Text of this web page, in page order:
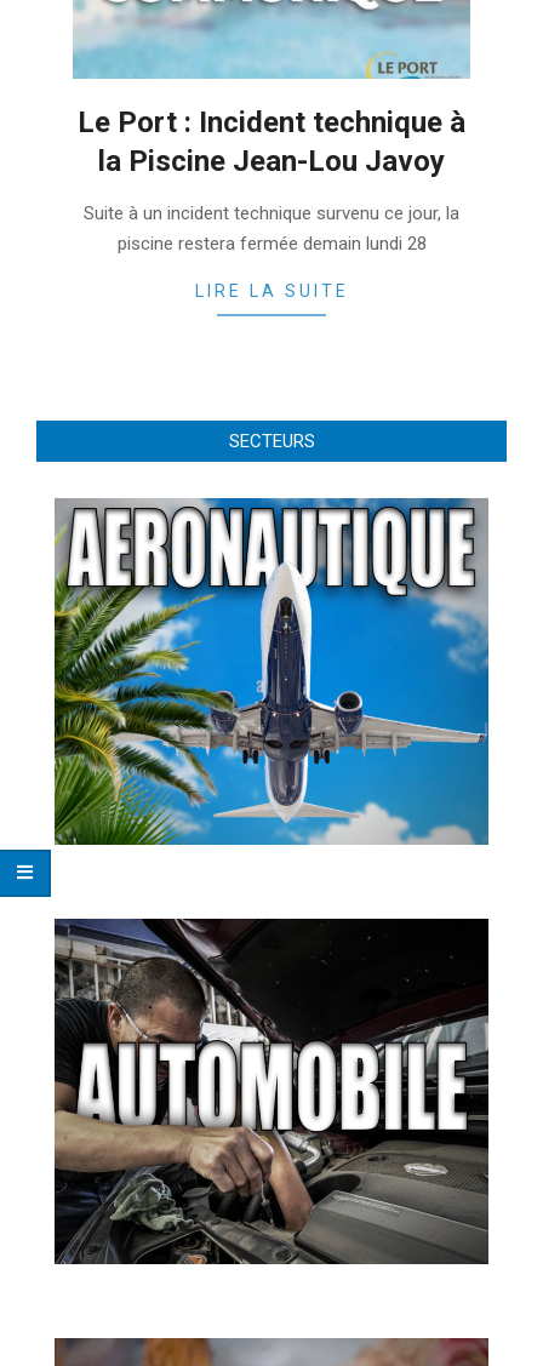
Le Port : Incident technique à
la Piscine Jean-Lou Javoy
02-
Suite à un incident technique survenu ce jour, la
piscine restera fermée demain lundi 28
LIRE LA SUITE
SECTEURS